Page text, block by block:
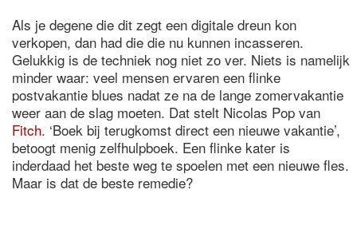
Als je degene die dit zegt een digitale dreun kon
verkopen, dan had die die nu kunnen incasseren.
Gelukkig is de techniek nog niet zo ver. Niets is namelijk
minder waar: veel mensen ervaren een flinke
postvakantie blues nadat ze na de lange zomervakantie
weer aan de slag moeten. Dat stelt Nicolas Pop van
Fitch. ‘Boek bij terugkomst direct een nieuwe vakantie’,
betoogt menig zelfhulpboek. Een flinke kater is
inderdaad het beste weg te spoelen met een nieuwe fles.
Maar is dat de beste remedie?